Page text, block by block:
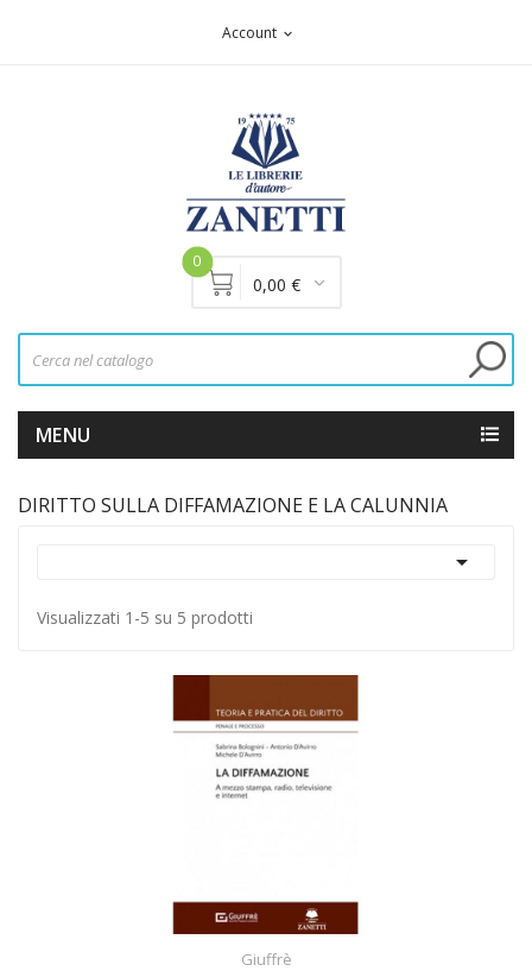
Account expand_more
0
0,00 €
MENU
DIRITTO SULLA DIFFAMAZIONE E LA CALUNNIA

Visualizzati 1-5 su 5 prodotti
Giuffrè